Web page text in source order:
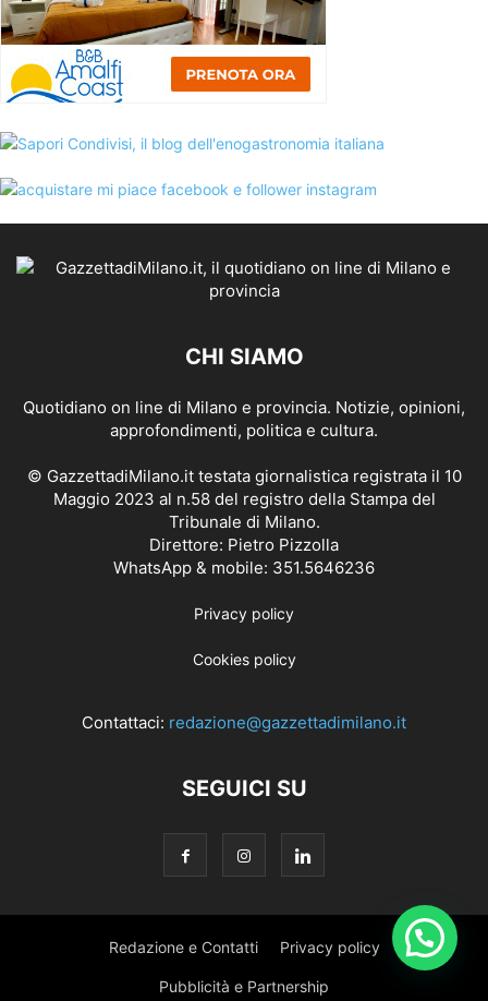
CHI SIAMO
Quotidiano on line di Milano e provincia. Notizie, opinioni,
approfondimenti, politica e cultura.
© GazzettadiMilano.it testata giornalistica registrata il 10
Maggio 2023 al n.58 del registro della Stampa del
Tribunale di Milano.
Direttore: Pietro Pizzolla
WhatsApp & mobile: 351.5646236
Privacy policy
Cookies policy
Contattaci: redazione@gazzettadimilano.it
SEGUICI SU
Redazione e Contatti Privacy policy
Pubblicità e Partnership